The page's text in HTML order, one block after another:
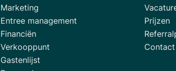
Marketing
Entree management
Financiën
Verkooppunt
Gastenlijst
Prijzen
Contact